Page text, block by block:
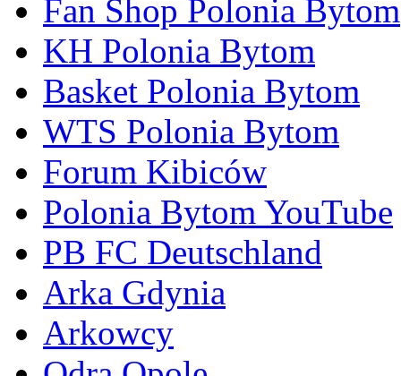
Fan Shop Polonia Bytom
KH Polonia Bytom
Basket Polonia Bytom
WTS Polonia Bytom
Forum Kibiców
Polonia Bytom YouTube
PB FC Deutschland
Arka Gdynia
Arkowcy